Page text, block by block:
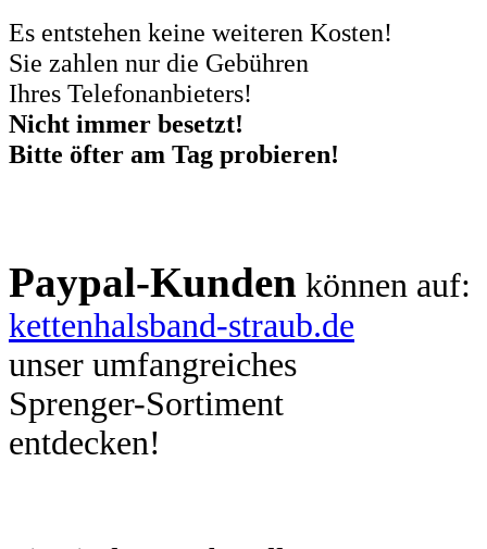
Es entstehen keine weiteren Kosten!
Sie zahlen nur die Gebühren
Ihres Telefonanbieters!
Nicht immer besetzt!
Bitte öfter am Tag probieren!
Paypal-Kunden können auf:
kettenhalsband-straub.de
unser umfangreiches
Sprenger-Sortiment
entdecken!